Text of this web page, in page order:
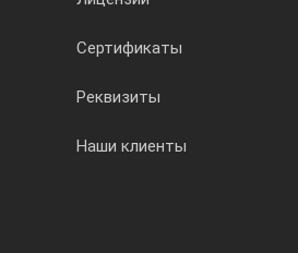
Сертификаты
Реквизиты
Наши клиенты